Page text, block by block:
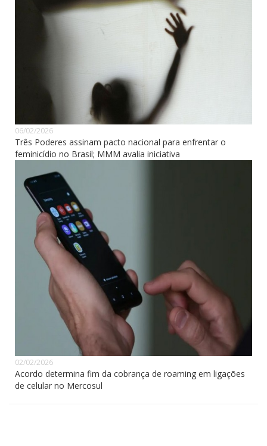
06/02/2026
Três Poderes assinam pacto nacional para enfrentar o
feminicídio no Brasil; MMM avalia iniciativa
02/02/2026
Acordo determina fim da cobrança de roaming em ligações
de celular no Mercosul